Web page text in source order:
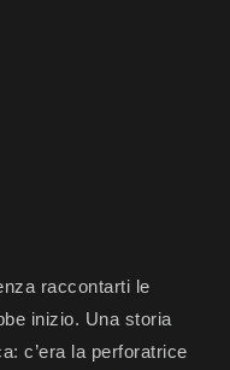
raccontarti le
inizio. Una storia
c’era la perforatrice